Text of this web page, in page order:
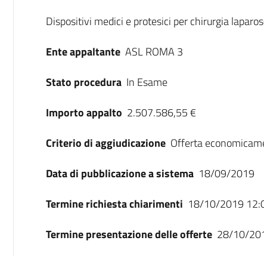
Dati del bando
Dispositivi medici e protesici per chirurgia
Ente appaltante ASL ROMA 3
Stato procedura In Esame
Importo appalto 2.507.586,55 €
Criterio di aggiudicazione Offerta
Data di pubblicazione a sistema 18/09/2019
Termine richiesta chiarimenti 18/10/2019
Termine presentazione delle offerte 28/10/